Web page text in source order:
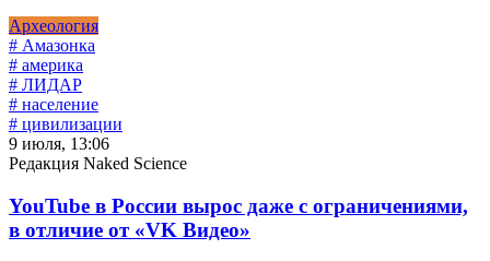
Археология
# Амазонка
# америка
# ЛИДАР
# население
# цивилизации
9 июля, 13:06
Редакция Naked Science
YouTube в России вырос даже с ограничениями,
в отличие от «VK Видео»